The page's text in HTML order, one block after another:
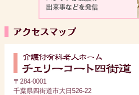
〒284-0001
千葉県四街道市大日526-22